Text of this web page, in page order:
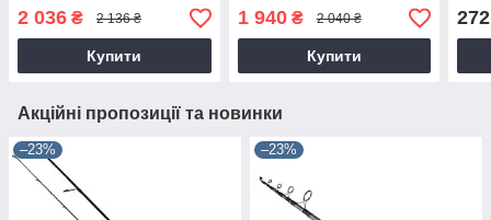
2 036 ₴ 2 136 ₴
Купити
1 940₴ 2 040 ₴
Купити
272
Акційні пропозиції та новинки
–23% –23%